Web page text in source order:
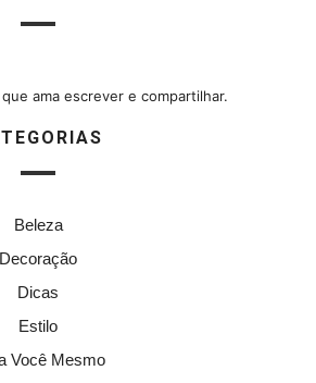
ama escrever e compartilhar.
Beleza
Decoração
Dicas
Estilo
Você Mesmo